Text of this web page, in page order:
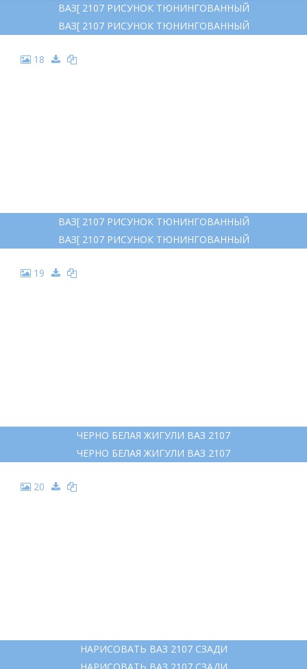
ВАЗ[ 2107 РИСУНОК ТЮНИНГОВАННЫЙ
ВАЗ[ 2107 РИСУНОК ТЮНИНГОВАННЫЙ
18
ВАЗ[ 2107 РИСУНОК ТЮНИНГОВАННЫЙ
ВАЗ[ 2107 РИСУНОК ТЮНИНГОВАННЫЙ
19
ЧЕРНО БЕЛАЯ ЖИГУЛИ ВАЗ 2107
ЧЕРНО БЕЛАЯ ЖИГУЛИ ВАЗ 2107
20
НАРИСОВАТЬ ВАЗ 2107 СЗАДИ